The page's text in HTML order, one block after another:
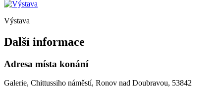
Výstava
Další informace
Adresa místa konání
Galerie, Chittussiho náměstí, Ronov nad Doubravou, 53842